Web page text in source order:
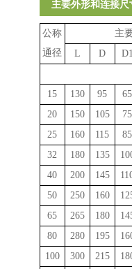
主要外形和连接尺
公称
通径
主
L
D D1
15
130 95 65
20
150 105 75
25
160 115 85
32
180 135
40
200 145
50
250 160
65
265 180
80
280 195
100
300 215